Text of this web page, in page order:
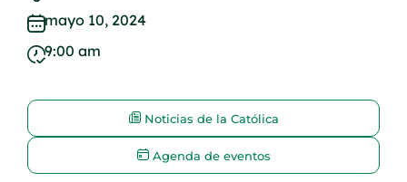
mayo 10, 2024
9:00 am
Noticias de la Católica
Agenda de eventos